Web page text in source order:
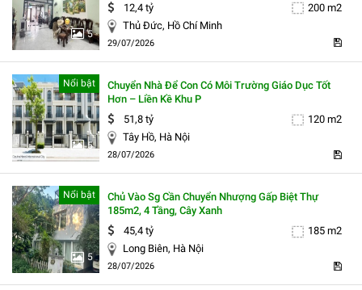
5
12,4 tỷ
200 m2
Thủ Đức, Hồ Chí Minh
29/07/2026
5
Nổi bật
Chuyển Nhà Để Con Có Môi Trường Giáo Dục Tốt
Hơn – Liền Kề Khu P
51,8 tỷ
120 m2
Tây Hồ, Hà Nội
28/07/2026
5
Nổi bật
Chủ Vào Sg Cần Chuyển Nhượng Gấp Biệt Thự
185m2, 4 Tầng, Cây Xanh
45,4 tỷ
185 m2
Long Biên, Hà Nội
28/07/2026